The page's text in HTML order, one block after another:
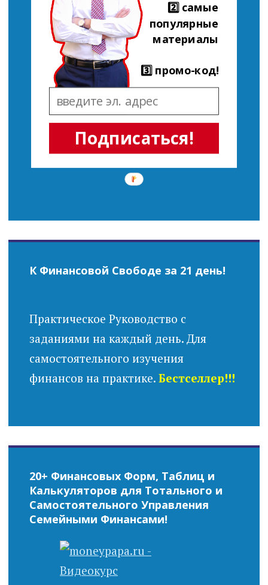
Подписаться!
2️⃣ самые
популярные
материалы
3️⃣ промо-код!
К Финансовой Свободе за 21 день!
Практическое Руководство с
заданиями на каждый день. Для
самостоятельного изучения
финансов на практике. Бестселлер!!!
20+ Финансовых Форм, Таблиц и
Калькуляторов для Тотального и
Самостоятельного Управления
Семейными Финансами!